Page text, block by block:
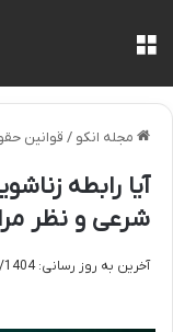
مجله انکو / قوانین
آیا رابطه
شرعی و نظر
آخرین به روز رسانی: 24/06/1404